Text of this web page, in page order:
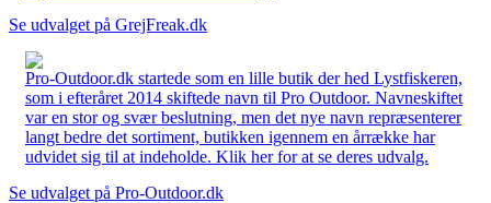
Se udvalget på GrejFreak.dk
Pro-Outdoor.dk startede som en lille butik der hed Lystfiskeren,
som i efteråret 2014 skiftede navn til Pro Outdoor. Navneskiftet
var en stor og svær beslutning, men det nye navn repræsenterer
langt bedre det sortiment, butikken igennem en årrække har
udvidet sig til at indeholde. Klik her for at se deres udvalg.
Se udvalget på Pro-Outdoor.dk